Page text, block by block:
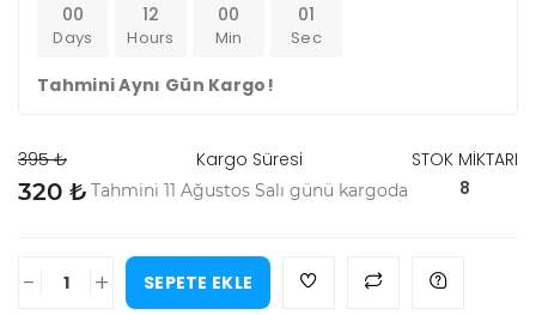
00
Days
12
Hours
00
Min
01
Sec
Tahmini Aynı Gün Kargo!
395 ₺
320 ₺
Kargo Süresi
Tahmini 11 Ağustos Salı günü kargoda
STOK MİKTARI
8
- +
SEPETE EKLE